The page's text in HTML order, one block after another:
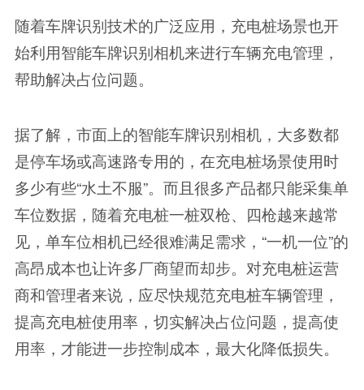
随着车牌识别技术的广泛应用，充电桩场景也开
始利用智能车牌识别相机来进行车辆充电管理，
帮助解决占位问题。
据了解，市面上的智能车牌识别相机，大多数都
是停车场或高速路专用的，在充电桩场景使用时
多少有些“水土不服”。而且很多产品都只能采集单
车位数据，随着充电桩一桩双枪、四枪越来越常
见，单车位相机已经很难满足需求，“一机一位”的
高昂成本也让许多厂商望而却步。对充电桩运营
商和管理者来说，应尽快规范充电桩车辆管理，
提高充电桩使用率，切实解决占位问题，提高使
用率，才能进一步控制成本，最大化降低损失。